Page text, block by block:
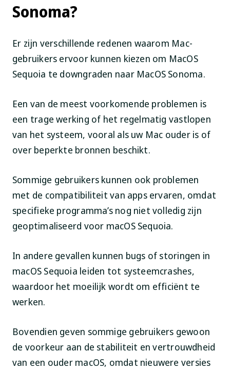
Sonoma?
Er zijn verschillende redenen waarom Mac-
gebruikers ervoor kunnen kiezen om MacOS
Sequoia te downgraden naar MacOS Sonoma.
Een van de meest voorkomende problemen is
een trage werking of het regelmatig vastlopen
van het systeem, vooral als uw Mac ouder is of
over beperkte bronnen beschikt.
Sommige gebruikers kunnen ook problemen
met de compatibiliteit van apps ervaren, omdat
specifieke programma’s nog niet volledig zijn
geoptimaliseerd voor macOS Sequoia.
In andere gevallen kunnen bugs of storingen in
macOS Sequoia leiden tot systeemcrashes,
waardoor het moeilijk wordt om efficiënt te
werken.
Bovendien geven sommige gebruikers gewoon
de voorkeur aan de stabiliteit en vertrouwdheid
van een ouder macOS, omdat nieuwere versies